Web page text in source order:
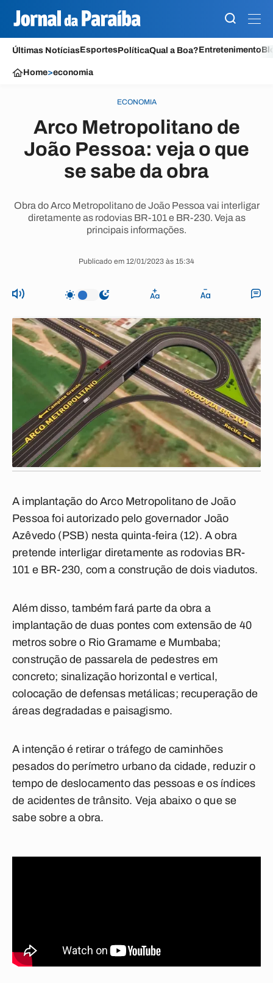
Últimas NotíciasEsportesPolíticaQual a Boa?Entretenimento
Home>economia
ECONOMIA
Arco Metropolitano de
João Pessoa: veja o que
se sabe da obra
Obra do Arco Metropolitano de João Pessoa vai interligar
diretamente as rodovias BR-101 e BR-230. Veja as
principais informações.
Publicado em 12/01/2023 às 15:34
A implantação do Arco Metropolitano de João
Pessoa foi autorizado pelo governador João
Azêvedo (PSB) nesta quinta-feira (12). A obra
pretende interligar diretamente as rodovias BR-
101 e BR-230, com a construção de dois viadutos.
Além disso, também fará parte da obra a
implantação de duas pontes com extensão de 40
metros sobre o Rio Gramame e Mumbaba;
construção de passarela de pedestres em
concreto; sinalização horizontal e vertical,
colocação de defensas metálicas; recuperação de
áreas degradadas e paisagismo.
A intenção é retirar o tráfego de caminhões
pesados do perímetro urbano da cidade, reduzir o
tempo de deslocamento das pessoas e os índices
de acidentes de trânsito. Veja abaixo o que se
sabe sobre a obra.